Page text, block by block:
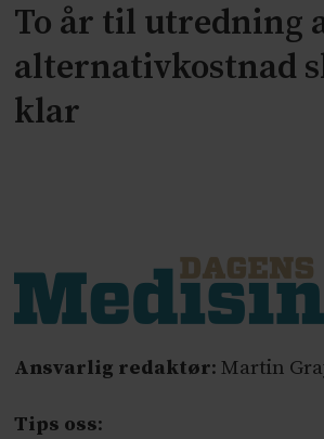
To år til utredning
alternativkostnad
klar
Ansvarlig redaktør: Martin
Tips oss: